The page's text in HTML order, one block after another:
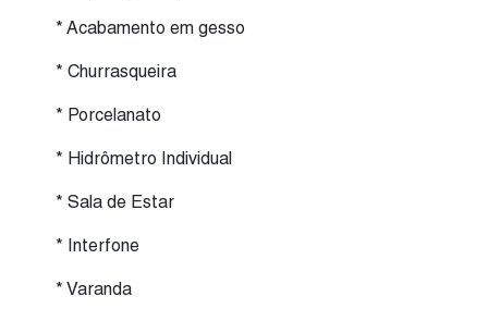
* Acabamento em gesso
* Churrasqueira
* Porcelanato
* Hidrômetro Individual
* Sala de Estar
* Interfone
* Varanda